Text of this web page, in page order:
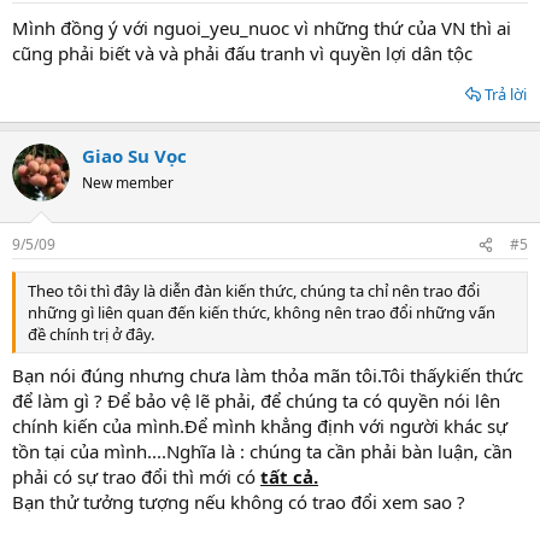
Mình đồng ý với nguoi_yeu_nuoc vì những thứ của VN thì ai
cũng phải biết và và phải đấu tranh vì quyền lợi dân tộc
Trả lời
Giao Su Vọc
New member
9/5/09 #5
Theo tôi thì đây là diễn đàn kiến thức, chúng ta chỉ nên trao đổi
những gì liên quan đến kiến thức, không nên trao đổi những vấn
đề chính trị ở đây.
Bạn nói đúng nhưng chưa làm thỏa mãn tôi.Tôi thấykiến thức
để làm gì ? Để bảo vệ lẽ phải, để chúng ta có quyền nói lên
chính kiến của mình.Để mình khẳng định với người khác sự
tồn tại của mình....Nghĩa là : chúng ta cần phải bàn luận, cần
phải có sự trao đổi thì mới có tất cả.
Bạn thử tưởng tượng nếu không có trao đổi xem sao ?